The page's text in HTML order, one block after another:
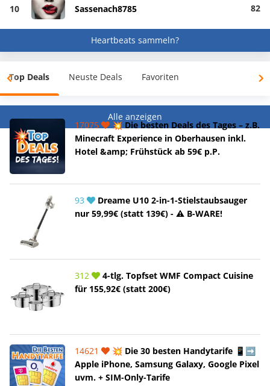
10 Sassenach8785 82
Heartbeats sammeln?
Top Deals Neuste Deals Favoriten
Alle anzeigen
17075
💥 Die besten Deals des Tages – z.B.
Minecraft Experience in Oberhausen inkl.
Hotel &amp; Frühstück ab 59€ p.P.
93
Dreame U10 2-in-1-Stielstaubsauger
nur 59,99€ (statt 139€) - ⚠️ B-WARE!
312
4-tlg. Topfset WMF Compact Cuisine
für 155,92€ (statt 200€)
14621
💥 Die 30 besten Handytarife 📱➡️
Apple iPhone, Samsung Galaxy, Google Pixel
uvm. + SIM-Only-Tarife